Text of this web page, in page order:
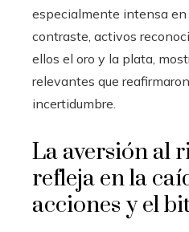
especialmente intensa
contraste, activos
ellos el oro y la plata,
relevantes que
incertidumbre.
La aversión al
refleja en la
acciones y el